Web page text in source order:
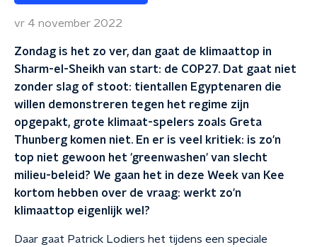
vr 4 november 2022
Zondag is het zo ver, dan gaat de klimaattop in
Sharm-el-Sheikh van start: de COP27. Dat gaat niet
zonder slag of stoot: tientallen Egyptenaren die
willen demonstreren tegen het regime zijn
opgepakt, grote klimaat-spelers zoals Greta
Thunberg komen niet. En er is veel kritiek: is zo'n
top niet gewoon het 'greenwashen' van slecht
milieu-beleid? We gaan het in deze Week van Kee
kortom hebben over de vraag: werkt zo'n
klimaattop eigenlijk wel?
Daar gaat Patrick Lodiers het tijdens een speciale